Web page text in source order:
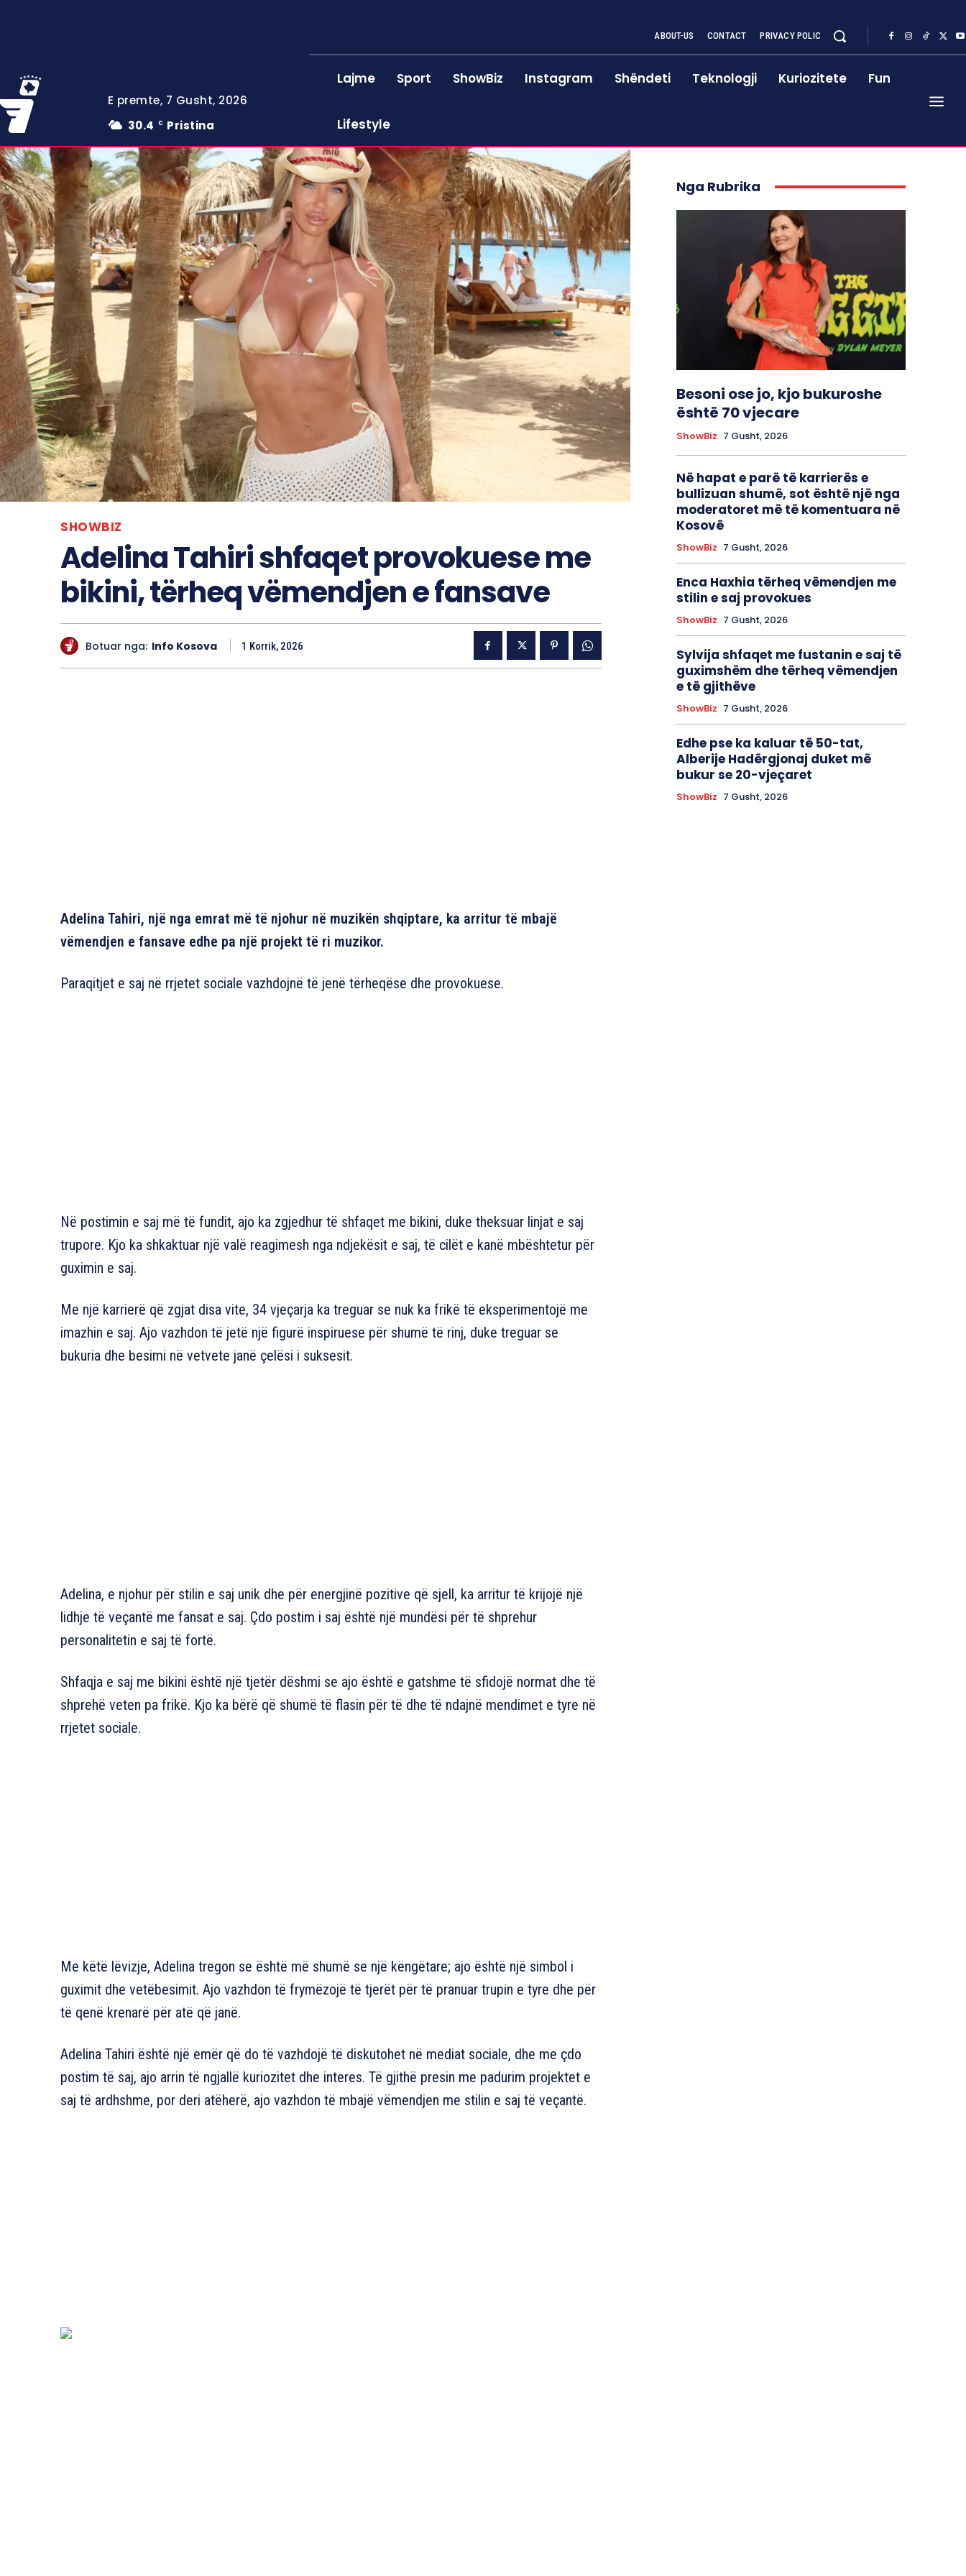
E premte, 7 Gusht, 2026
30.4
C Pristina
ABOUT-US CONTACT PRIVACY POLIC
Lajme Sport ShowBiz Instagram Shëndeti Teknologji Kuriozitete Fun
Lifestyle
SHOWBIZ
Adelina Tahiri shfaqet provokuese me
bikini, tërheq vëmendjen e fansave
Botuar nga: Info Kosova 1 Korrik, 2026
Adelina Tahiri, një nga emrat më të njohur në muzikën shqiptare, ka arritur të mbajë
vëmendjen e fansave edhe pa një projekt të ri muzikor.
Paraqitjet e saj në rrjetet sociale vazhdojnë të jenë tërheqëse dhe provokuese.
Në postimin e saj më të fundit, ajo ka zgjedhur të shfaqet me bikini, duke theksuar linjat e saj
trupore. Kjo ka shkaktuar një valë reagimesh nga ndjekësit e saj, të cilët e kanë mbështetur për
guximin e saj.
Me një karrierë që zgjat disa vite, 34 vjeçarja ka treguar se nuk ka frikë të eksperimentojë me
imazhin e saj. Ajo vazhdon të jetë një figurë inspiruese për shumë të rinj, duke treguar se
bukuria dhe besimi në vetvete janë çelësi i suksesit.
Adelina, e njohur për stilin e saj unik dhe për energjinë pozitive që sjell, ka arritur të krijojë një
lidhje të veçantë me fansat e saj. Çdo postim i saj është një mundësi për të shprehur
personalitetin e saj të fortë.
Shfaqja e saj me bikini është një tjetër dëshmi se ajo është e gatshme të sfidojë normat dhe të
shprehë veten pa frikë. Kjo ka bërë që shumë të flasin për të dhe të ndajnë mendimet e tyre në
rrjetet sociale.
Me këtë lëvizje, Adelina tregon se është më shumë se një këngëtare; ajo është një simbol i
guximit dhe vetëbesimit. Ajo vazhdon të frymëzojë të tjerët për të pranuar trupin e tyre dhe për
të qenë krenarë për atë që janë.
Adelina Tahiri është një emër që do të vazhdojë të diskutohet në mediat sociale, dhe me çdo
postim të saj, ajo arrin të ngjallë kuriozitet dhe interes. Të gjithë presin me padurim projektet e
saj të ardhshme, por deri atëherë, ajo vazhdon të mbajë vëmendjen me stilin e saj të veçantë.
Nga Rubrika
Besoni ose jo, kjo bukuroshe
është 70 vjecare
ShowBiz 7 Gusht, 2026
Në hapat e parë të karrierës e
bullizuan shumë, sot është një nga
moderatoret më të komentuara në
Kosovë
ShowBiz 7 Gusht, 2026
Enca Haxhia tërheq vëmendjen me
stilin e saj provokues
ShowBiz 7 Gusht, 2026
Sylvija shfaqet me fustanin e saj të
guximshëm dhe tërheq vëmendjen
e të gjithëve
ShowBiz 7 Gusht, 2026
Edhe pse ka kaluar të 50-tat,
Alberije Hadërgjonaj duket më
bukur se 20-vjeçaret
ShowBiz 7 Gusht, 2026